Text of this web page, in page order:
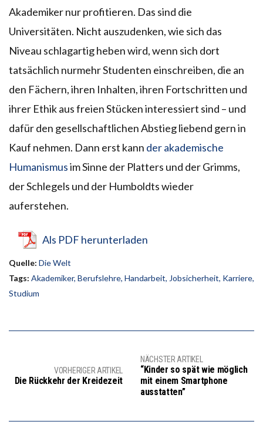
Akademiker nur profitieren. Das sind die
Universitäten. Nicht auszudenken, wie sich das
Niveau schlagartig heben wird, wenn sich dort
tatsächlich nurmehr Studenten einschreiben, die an
den Fächern, ihren Inhalten, ihren Fortschritten und
ihrer Ethik aus freien Stücken interessiert sind – und
dafür den gesellschaftlichen Abstieg liebend gern in
Kauf nehmen. Dann erst kann der akademische
Humanismusim Sinne der Platters und der Grimms,
der Schlegels und der Humboldts wieder
auferstehen.
Als PDF herunterladen
Quelle: Die Welt
Tags: Akademiker, Berufslehre, Handarbeit, Jobsicherheit, Karriere,
Studium
VORHERIGER ARTIKEL
Die Rückkehr der Kreidezeit
NÄCHSTER ARTIKEL
“Kinder so spät wie möglich
mit einem Smartphone
ausstatten”